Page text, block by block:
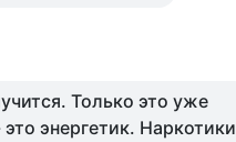
Только это уже
энергетик. Наркотики